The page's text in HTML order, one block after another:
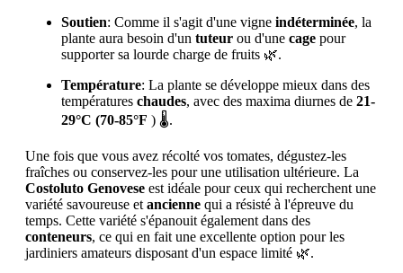
Soutien: Comme il s'agit d'une vigne indéterminée, la
plante aura besoin d'un tuteur ou d'une cage pour
supporter sa lourde charge de fruits 🌿.
Température: La plante se développe mieux dans des
températures chaudes, avec des maxima diurnes de 21-
29°C (70-85°F ) 🌡️.
Une fois que vous avez récolté vos tomates, dégustez-les
fraîches ou conservez-les pour une utilisation ultérieure. La
Costoluto Genovese est idéale pour ceux qui recherchent une
variété savoureuse et ancienne qui a résisté à l'épreuve du
temps. Cette variété s'épanouit également dans des
conteneurs, ce qui en fait une excellente option pour les
jardiniers amateurs disposant d'un espace limité 🌿.